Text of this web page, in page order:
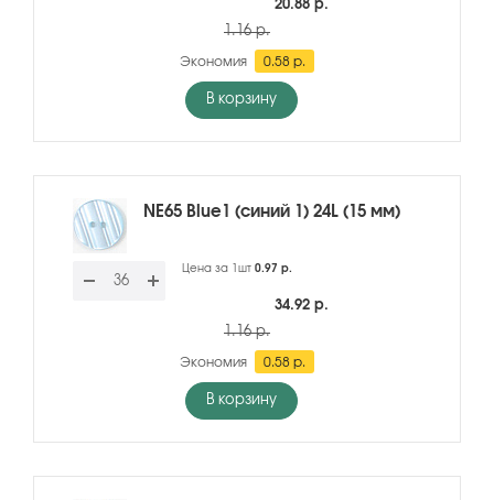
20.88 р.
1.16 р.
Экономия 0.58 р.
В корзину
NE65 Blue1 (синий 1) 24L (15 мм)
Цена за 1шт 0.97 р.
34.92 р.
1.16 р.
Экономия 0.58 р.
В корзину